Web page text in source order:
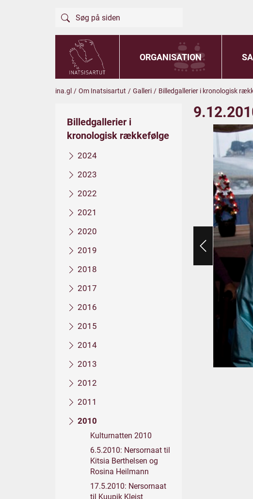
ORGANISATION
ina.gl / Om Inatsisartut / Galleri / Billedgallerier i kronologisk
Billedgallerier i
kronologisk rækkefølge
2024
2023
2022
2021
2020
2019
2018
2017
2016
2015
2014
2013
2012
2011
2010
Kulturnatten 2010
6.5.2010: Nersornaat til
Kitsia Berthelsen og
Rosina Heilmann
17.5.2010: Nersornaat
til Kuupik Kleist